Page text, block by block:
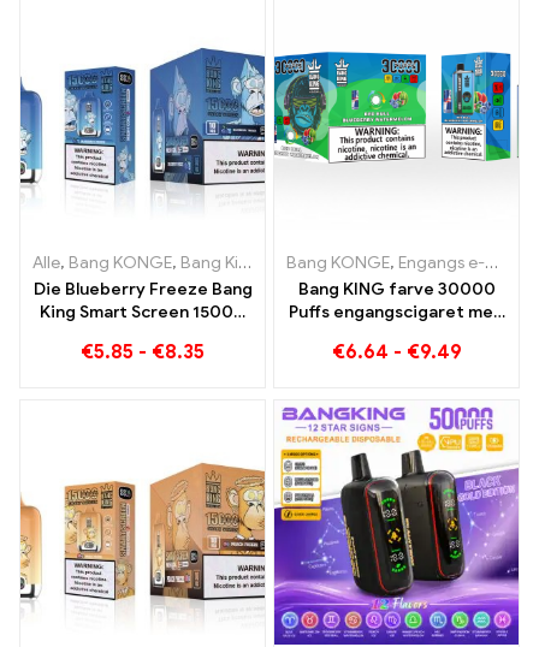
Alle, Bang KONGE, Bang King Smart skærm 15000 Puff ,Engangs
Die Blueberry Freeze Bang
King Smart Screen 15000
€5.85 - €8.35
Bang KONGE, Engangs e-cigaretter Litauen
Bang KING farve 30000
Puffs engangscigaret med
Energy Watermelon
€6.64 - €9.49